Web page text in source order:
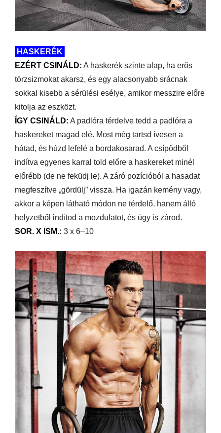
HASKERÉK
EZÉRT CSINÁLD: A haskerék szinte alap, ha erős
törzsizmokat akarsz, és egy alacsonyabb srácnak
sokkal kisebb a sérülési esélye, amikor messzire előre
kitolja az eszközt.
ÍGY CSINÁLD: A padlóra térdelve tedd a padlóra a
haskereket magad elé. Most még tartsd ívesen a
hátad, és húzd lefelé a bordakosarad. A csípődből
indítva egyenes karral told előre a haskereket minél
előrébb (de ne feküdj le). A záró pozícióból a hasadat
megfeszítve „gördülj” vissza. Ha igazán kemény vagy,
akkor a képen látható módon ne térdelő, hanem álló
helyzetből indítod a mozdulatot, és úgy is zárod.
SOR. X ISM.: 3 x 6–10